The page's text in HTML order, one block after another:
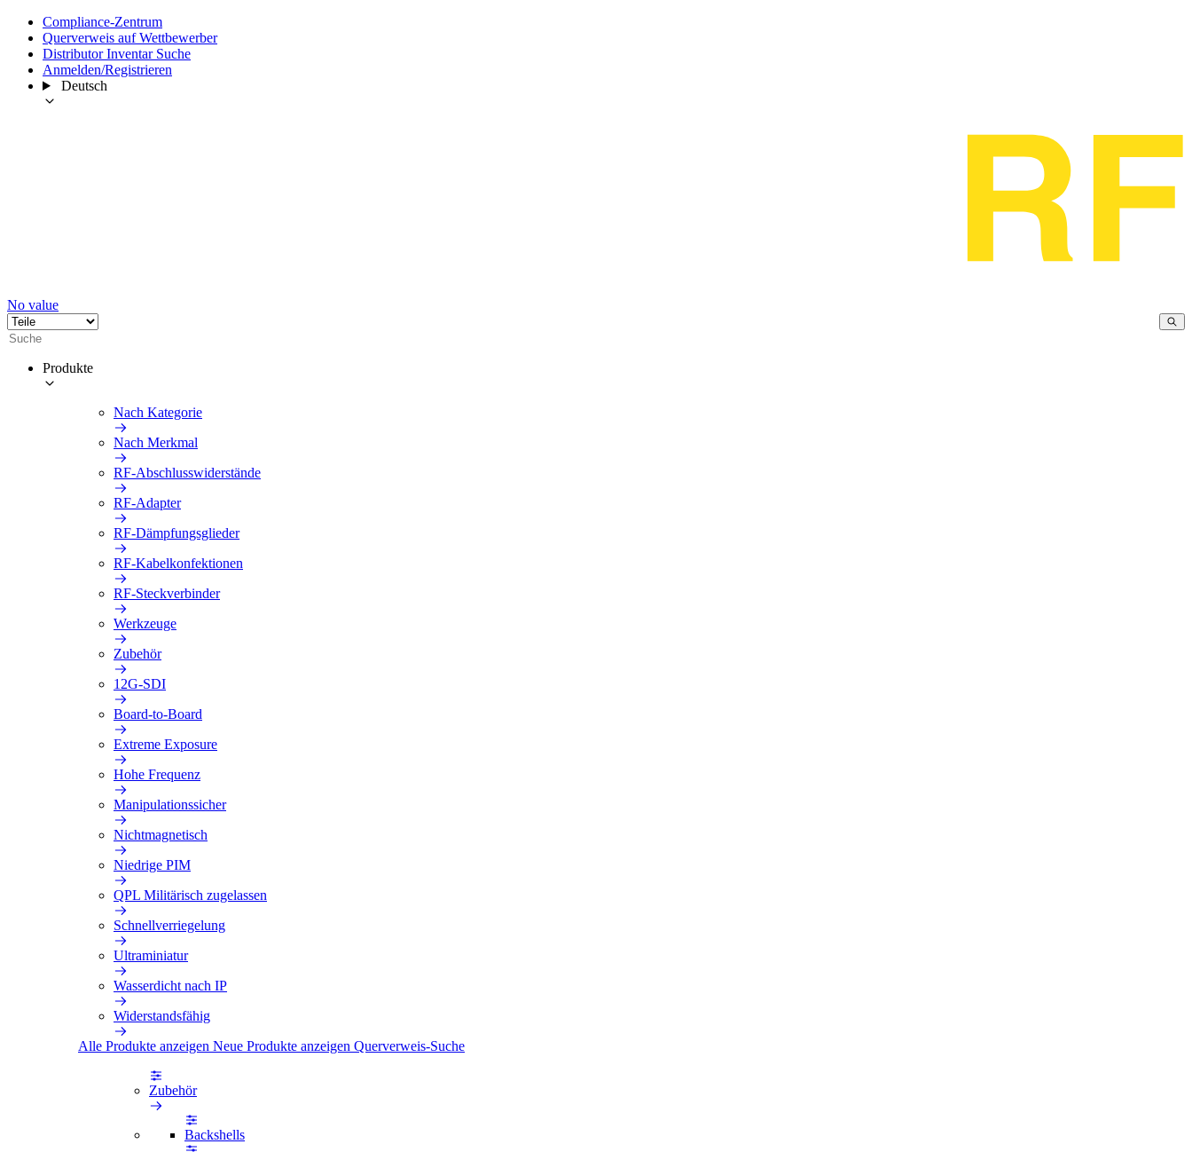
Compliance-Zentrum
Querverweis auf Wettbewerber
Distributor Inventar Suche
Anmelden/Registrieren
Deutsch
No value
Produkte
Nach Kategorie
Nach Merkmal
RF-Abschlusswiderstände
RF-Adapter
RF-Dämpfungsglieder
RF-Kabelkonfektionen
RF-Steckverbinder
Werkzeuge
Zubehör
12G-SDI
Board-to-Board
Extreme Exposure
Hohe Frequenz
Manipulationssicher
Nichtmagnetisch
Niedrige PIM
QPL Militärisch zugelassen
Schnellverriegelung
Ultraminiatur
Wasserdicht nach IP
Widerstandsfähig
Alle Produkte anzeigen Neue Produkte anzeigen Querverweis-Suche
Zubehör
Backshells